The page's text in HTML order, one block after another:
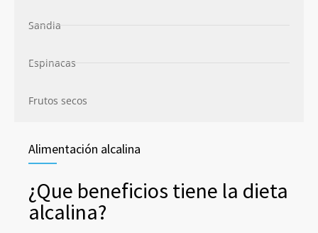
Sandia
Espinacas
Frutos secos
Alimentación alcalina
¿Que beneficios tiene la dieta
alcalina?